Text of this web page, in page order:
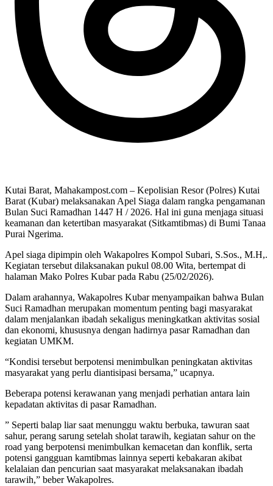
Kutai Barat, Mahakampost.com – Kepolisian Resor (Polres) Kutai
Barat (Kubar) melaksanakan Apel Siaga dalam rangka pengamanan
Bulan Suci Ramadhan 1447 H / 2026. Hal ini guna menjaga situasi
keamanan dan ketertiban masyarakat (Sitkamtibmas) di Bumi Tanaa
Purai Ngerima.
Apel siaga dipimpin oleh Wakapolres Kompol Subari, S.Sos., M.H,.
Kegiatan tersebut dilaksanakan pukul 08.00 Wita, bertempat di
halaman Mako Polres Kubar pada Rabu (25/02/2026).
Dalam arahannya, Wakapolres Kubar menyampaikan bahwa Bulan
Suci Ramadhan merupakan momentum penting bagi masyarakat
dalam menjalankan ibadah sekaligus meningkatkan aktivitas sosial
dan ekonomi, khususnya dengan hadirnya pasar Ramadhan dan
kegiatan UMKM.
“Kondisi tersebut berpotensi menimbulkan peningkatan aktivitas
masyarakat yang perlu diantisipasi bersama,” ucapnya.
Beberapa potensi kerawanan yang menjadi perhatian antara lain
kepadatan aktivitas di pasar Ramadhan.
” Seperti balap liar saat menunggu waktu berbuka, tawuran saat
sahur, perang sarung setelah sholat tarawih, kegiatan sahur on the
road yang berpotensi menimbulkan kemacetan dan konflik, serta
potensi gangguan kamtibmas lainnya seperti kebakaran akibat
kelalaian dan pencurian saat masyarakat melaksanakan ibadah
tarawih,” beber Wakapolres.